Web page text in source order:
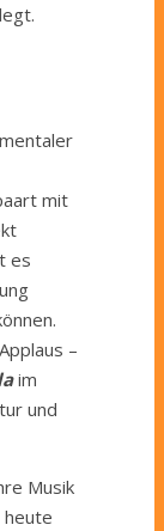
mit
es
–
im
und
Musik
heute